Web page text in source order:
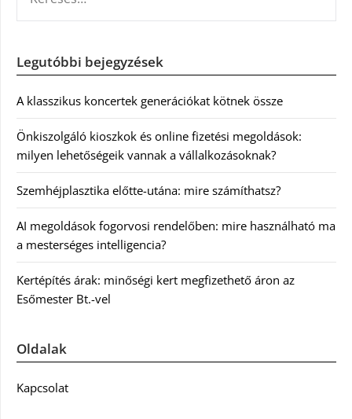
Legutóbbi bejegyzések
A klasszikus koncertek generációkat kötnek össze
Önkiszolgáló kioszkok és online fizetési megoldások:
milyen lehetőségeik vannak a vállalkozásoknak?
Szemhéjplasztika előtte-utána: mire számíthatsz?
AI megoldások fogorvosi rendelőben: mire használható ma
a mesterséges intelligencia?
Kertépítés árak: minőségi kert megfizethető áron az
Esőmester Bt.-vel
Oldalak
Kapcsolat